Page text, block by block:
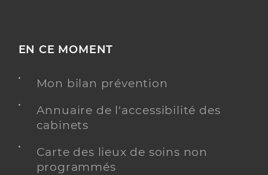
EN CE MOMENT
Mon bilan prévention
Annuaire de l'accessibilité des
cabinets
Carte des lieux de soins non
programmés